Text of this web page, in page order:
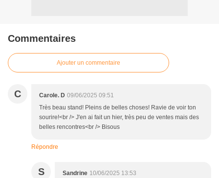
Commentaires
Ajouter un commentaire
C Carole. D 09/06/2025 09:51
Très beau stand! Pleins de belles choses! Ravie de voir ton
sourire!<br /> J'en ai fait un hier, très peu de ventes mais des
belles rencontres<br /> Bisous
Répondre
S Sandrine 10/06/2025 13:53